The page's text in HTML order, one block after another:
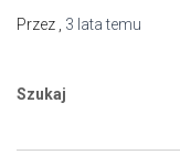
Przez , 3 latatemu
Szukaj